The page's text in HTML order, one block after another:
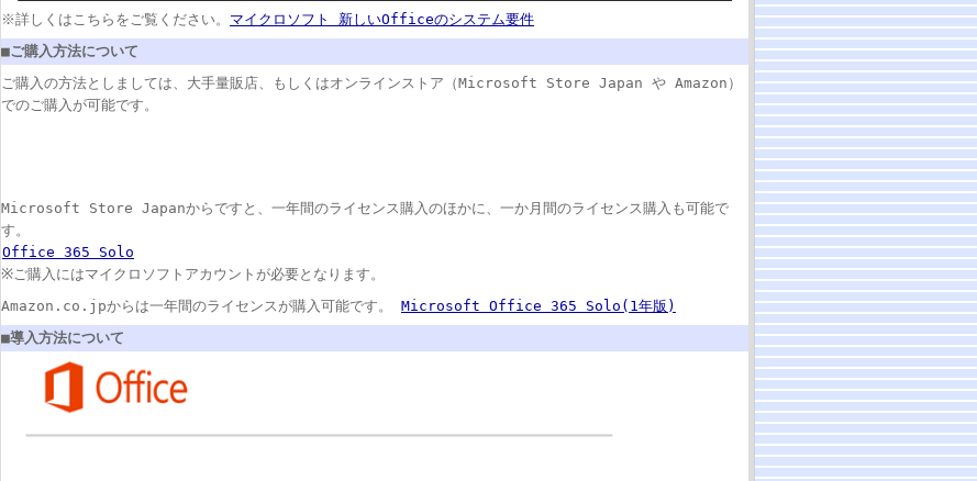
※詳しくはこちらをご覧ください。 マイクロソフト 新しいOfficeのシステム要件
■ご購入方法について
ご購入の方法としましては、大手量販店、もしくはオンラインストア（Microsoft Store Japan や Amazon）
でのご購入が可能です。
Microsoft Store Japanからですと、一年間のライセンス購入のほかに、一か月間のライセンス購入も可能で
す。
Office 365 Solo
※ご購入にはマイクロソフトアカウントが必要となります。
Amazon.co.jpからは一年間のライセンスが購入可能です。 Microsoft Office 365 Solo(1年版)
■導入方法について